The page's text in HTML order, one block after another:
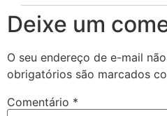
Deixe um
O seu endereço de e-mail
obrigatórios são marcados
Comentário *